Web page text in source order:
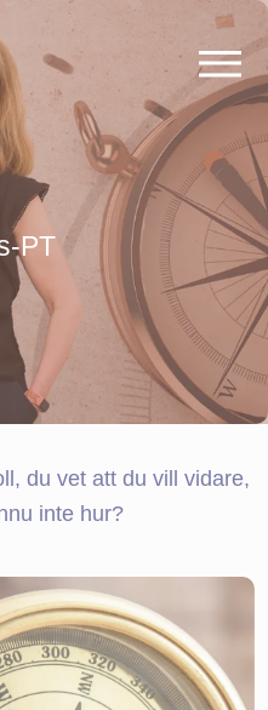
PT
du vet att du vill vidare,
inte hur?